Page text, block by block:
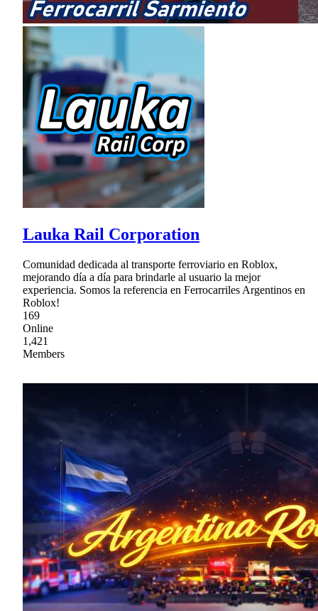
Lauka Rail Corporation
Comunidad dedicada al transporte ferroviario en Roblox,
mejorando día a día para brindarle al usuario la mejor
experiencia. Somos la referencia en Ferrocarriles Argentinos en
Roblox!
169
Online
1,421
Members